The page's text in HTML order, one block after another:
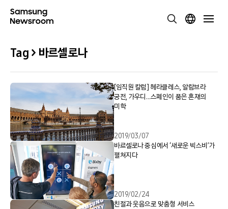
Tag > 바르셀로나
[임직원 칼럼] 헤라클레스, 알람브라
궁전, 가우디…스페인이 품은 혼재의
미학
2019/03/07
바르셀로나 중심에서 ‘새로운 빅스비’가
펼쳐지다
2019/02/24
친절과 웃음으로 맞춤형 서비스